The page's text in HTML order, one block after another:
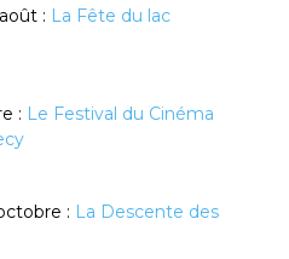
: La Fête du lac
: Le Festival du Cinéma
: La Descente des